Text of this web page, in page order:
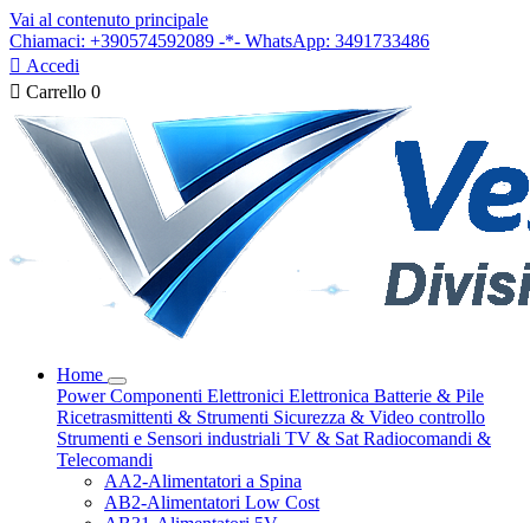
Vai al contenuto principale
Chiamaci: +390574592089 -*- WhatsApp: 3491733486
 Accedi
 Carrello 0
Home
PowerComponenti Elettronici Elettronica Batterie & Pile
Ricetrasmittenti & Strumenti Sicurezza & Video controllo
Strumenti e Sensori industriali TV & Sat Radiocomandi &
Telecomandi
AA2-Alimentatori a Spina
AB2-Alimentatori Low Cost